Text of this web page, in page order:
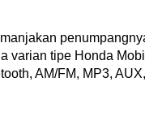
varian tipe Honda
AM/FM, MP3,